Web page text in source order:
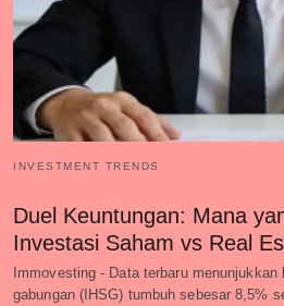
INVESTMENT TRENDS
Duel Keuntungan: Mana
Investasi Saham vs Real
Immovesting - Data terbaru menunjukkan
gabungan (IHSG) tumbuh sebesar 8,5%